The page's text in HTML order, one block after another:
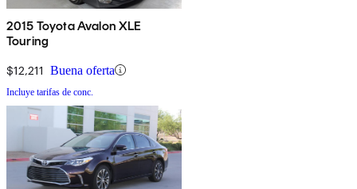
2015 Toyota Avalon XLE
Touring
$12,211 Buena oferta
Incluye tarifas de conc.